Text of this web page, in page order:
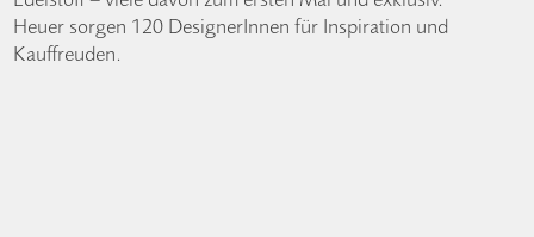
Heuer sorgen 120 DesignerInnen für Inspiration und
Kauffreuden.